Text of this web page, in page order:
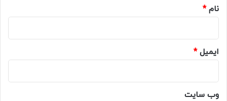
نام*
ایمیل*
وب‌ سایت